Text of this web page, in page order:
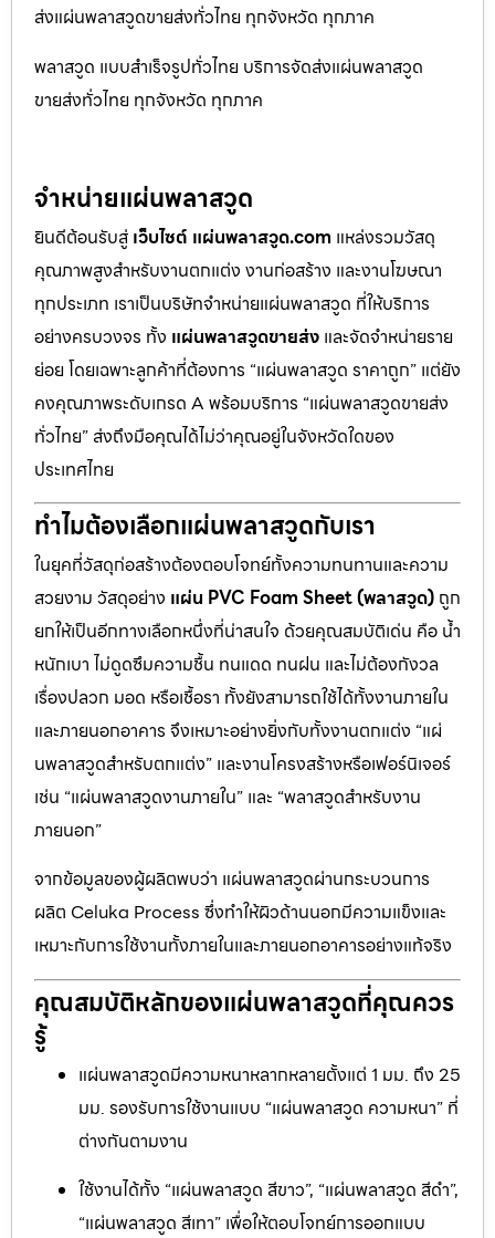
ส่งแผ่นพลาสวูดขายส่งทั่วไทย ทุกจังหวัด ทุกภาค
พลาสวูด แบบสำเร็จรูปทั่วไทย บริการจัดส่งแผ่นพลาสวูด
ขายส่งทั่วไทย ทุกจังหวัด ทุกภาค
จำหน่ายแผ่นพลาสวูด
ยินดีต้อนรับสู่ เว็บไซต์ แผ่นพลาสวูด.com แหล่งรวมวัสดุ
คุณภาพสูงสำหรับงานตกแต่ง งานก่อสร้าง และงานโฆษณา
ทุกประเภท เราเป็นบริษัทจำหน่ายแผ่นพลาสวูด ที่ให้บริการ
อย่างครบวงจร ทั้ง แผ่นพลาสวูดขายส่ง และจัดจำหน่ายราย
ย่อย โดยเฉพาะลูกค้าที่ต้องการ “แผ่นพลาสวูด ราคาถูก” แต่ยัง
คงคุณภาพระดับเกรด A พร้อมบริการ “แผ่นพลาสวูดขายส่ง
ทั่วไทย” ส่งถึงมือคุณได้ไม่ว่าคุณอยู่ในจังหวัดใดของ
ประเทศไทย
ทำไมต้องเลือกแผ่นพลาสวูดกับเรา
ในยุคที่วัสดุก่อสร้างต้องตอบโจทย์ทั้งความทนทานและความ
สวยงาม วัสดุอย่าง แผ่น PVC Foam Sheet (พลาสวูด) ถูก
ยกให้เป็นอีกทางเลือกหนึ่งที่น่าสนใจ ด้วยคุณสมบัติเด่น คือ น้ำ
หนักเบา ไม่ดูดซึมความชื้น ทนแดด ทนฝน และไม่ต้องกังวล
เรื่องปลวก มอด หรือเชื้อรา ทั้งยังสามารถใช้ได้ทั้งงานภายใน
และภายนอกอาคาร จึงเหมาะอย่างยิ่งกับทั้งงานตกแต่ง “แผ่
นพลาสวูดสำหรับตกแต่ง” และงานโครงสร้างหรือเฟอร์นิเจอร์
เช่น “แผ่นพลาสวูดงานภายใน” และ “พลาสวูดสำหรับงาน
ภายนอก”
จากข้อมูลของผู้ผลิตพบว่า แผ่นพลาสวูดผ่านกระบวนการ
ผลิต Celuka Process ซึ่งทำให้ผิวด้านนอกมีความแข็งและ
เหมาะกับการใช้งานทั้งภายในและภายนอกอาคารอย่างแท้จริง
คุณสมบัติหลักของแผ่นพลาสวูดที่คุณควร
รู้
แผ่นพลาสวูดมีความหนาหลากหลายตั้งแต่ 1 มม. ถึง 25
มม. รองรับการใช้งานแบบ “แผ่นพลาสวูด ความหนา” ที่
ต่างกันตามงาน
ใช้งานได้ทั้ง “แผ่นพลาสวูด สีขาว”, “แผ่นพลาสวูด สีดำ”,
“แผ่นพลาสวูด สีเทา” เพื่อให้ตอบโจทย์การออกแบบ